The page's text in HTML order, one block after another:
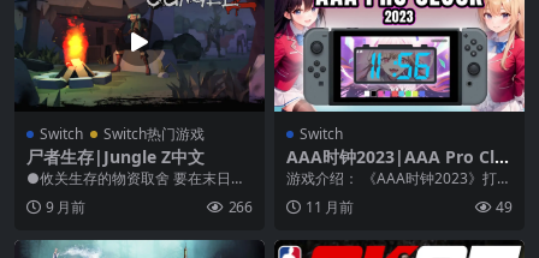
Switch Switch热门游戏
尸者生存|Jungle Z中文
●攸关生存的物资取舍 要在末日中
生存，玩家可以探索场景中的物
件，取得各式各样的道...
9 月前 266
Switch
AAA时钟2023|AAA Pro Clo
ck 2023
游戏介绍： 《AAA时钟2023》打卡
你的成功之路：定制你的时间，释
放你的力量！...
11 月前 49